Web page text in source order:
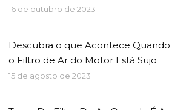
16 de outubro de 2023
Descubra o que Acontece Quando
o Filtro de Ar do Motor Está Sujo
15 de agosto de 2023